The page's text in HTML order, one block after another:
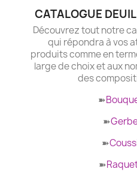
CATALOGUE
Découvrez tout notre
qui répondra à vos
produits comme en
large de choix et aux
des
➽
➽
➽
➽